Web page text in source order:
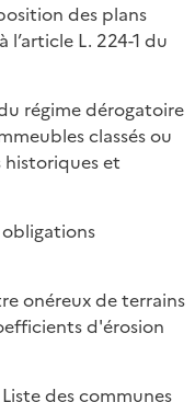
des plans
l’article L. 224-1 du
régime dérogatoire
classés ou
et
obligations
onéreux de terrains
d'érosion
des communes